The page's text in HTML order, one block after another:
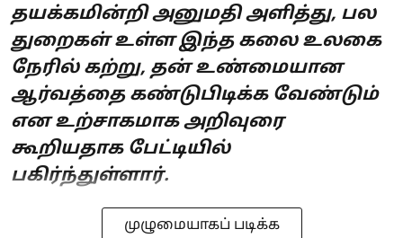
தயக்கமின்றி அனுமதி அளித்து, பல
துறைகள் உள்ள இந்த கலை உலகை
நேரில் கற்று, தன் உண்மையான
ஆர்வத்தை கண்டுபிடிக்க வேண்டும்
என உற்சாகமாக அறிவுரை
கூறியதாக பேட்டியில்
பகிர்ந்துள்ளார்.
முழுமையாகப் படிக்க